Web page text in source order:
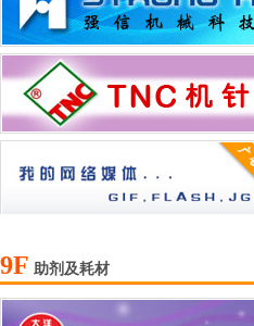
9F 助剂及耗材